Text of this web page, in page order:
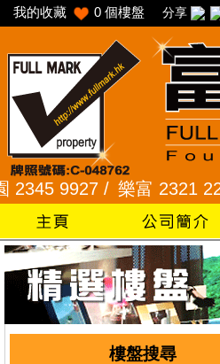
我的收藏 0 個樓盤 分享
9927 /樂富 2321 2287 /
樓盤搜尋